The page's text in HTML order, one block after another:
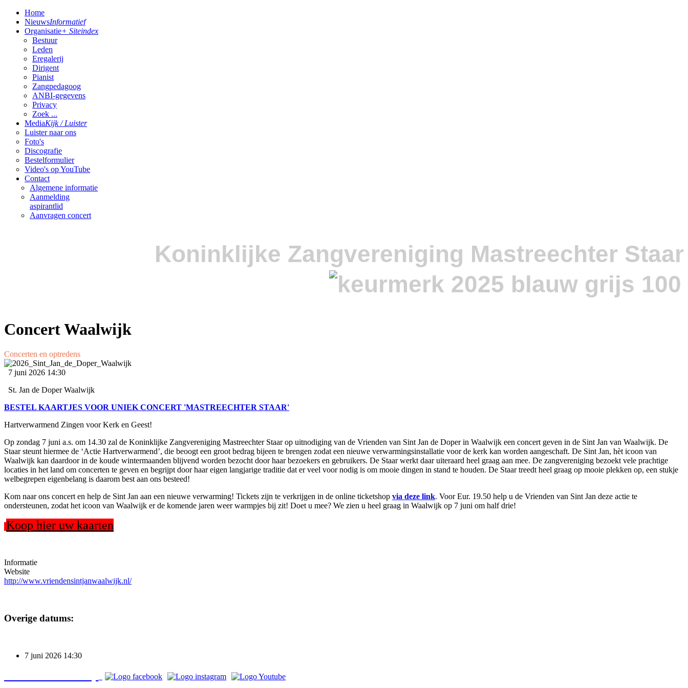
Home
NieuwsInformatief
Organisatie+ Siteindex
Bestuur
Leden
Eregalerij
Dirigent
Pianist
Zangpedagoog
ANBI-gegevens
Privacy
Zoek ...
MediaKijk / Luister
Luister naar ons
Foto's
Discografie
Bestelformulier
Video's op YouTube
Contact
Algemene informatie
Aanmelding
aspirantlid
Aanvragen concert
Koninklijke Zangvereniging Mastreechter Staar
Concert Waalwijk
Concerten en optredens
7 juni 2026 14:30
St. Jan de Doper Waalwijk
BESTEL KAARTJES VOOR UNIEK CONCERT 'MASTREECHTER STAAR'
Hartverwarmend Zingen voor Kerk en Geest!
Op zondag 7 juni a.s. om 14.30 zal de Koninklijke Zangvereniging Mastreechter Staar op uitnodiging van de Vrienden van Sint Jan de Doper in Waalwijk een concert geven in de Sint Jan van Waalwijk. De
Staar steunt hiermee de ‘Actie Hartverwarmend’, die beoogt een groot bedrag bijeen te brengen zodat een nieuwe verwarmingsinstallatie voor de kerk kan worden aangeschaft. De Sint Jan, hèt icoon van
Waalwijk kan daardoor in de koude wintermaanden blijvend worden bezocht door haar bezoekers en gebruikers. De Staar werkt daar uiteraard heel graag aan mee. De zangvereniging bezoekt vele prachtige
locaties in het land om concerten te geven en begrijpt door haar eigen langjarige traditie dat er veel voor nodig is om mooie dingen in stand te houden. De Staar treedt heel graag op mooie plekken op, een stukje
welbegrepen eigenbelang is daarom best aan ons besteed!
Kom naar ons concert en help de Sint Jan aan een nieuwe verwarming! Tickets zijn te verkrijgen in de online ticketshop via deze link. Voor Eur. 19.50 help u de Vrienden van Sint Jan deze actie te
ondersteunen, zodat het icoon van Waalwijk er de komende jaren weer warmpjes bij zit! Doet u mee? We zien u heel graag in Waalwijk op 7 juni om half drie!
Koop hier uw kaarten
Informatie
Website
http://www.vriendensintjanwaalwijk.nl/
Overige datums:
7 juni 2026 14:30